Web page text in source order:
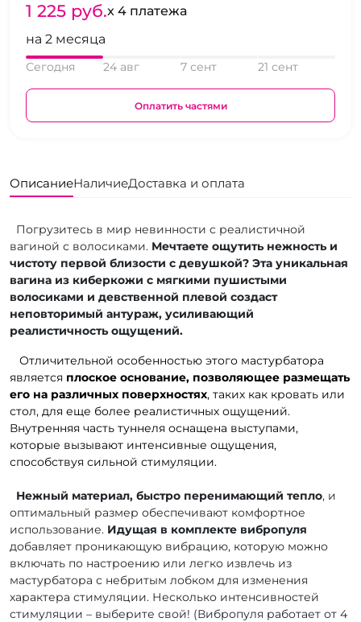
1 225 pуб.x 4 платежа
на 2 месяца
Сегодня 24 авг 7 сент 21 сент
Оплатить частями
ОписаниеНаличиеДоставка и оплата
Погрузитесь в мир невинности с реалистичной
вагиной с волосиками. Мечтаете ощутить нежность и
чистоту первой близости с девушкой? Эта уникальная
вагина из киберкожи с мягкими пушистыми
волосиками и девственной плевой создаст
неповторимый антураж, усиливающий
реалистичность ощущений.
Отличительной особенностью этого мастурбатора
является плоское основание, позволяющее размещать
его на различных поверхностях, таких как кровать или
стол, для еще более реалистичных ощущений.
Внутренняя часть туннеля оснащена выступами,
которые вызывают интенсивные ощущения,
способствуя сильной стимуляции.
Нежный материал, быстро перенимающий тепло, и
оптимальный размер обеспечивают комфортное
использование. Идущая в комплекте вибропуля
добавляет проникающую вибрацию, которую можно
включать по настроению или легко извлечь из
мастурбатора с небритым лобком для изменения
характера стимуляции. Несколько интенсивностей
стимуляции – выберите свой! (Вибропуля работает от 4